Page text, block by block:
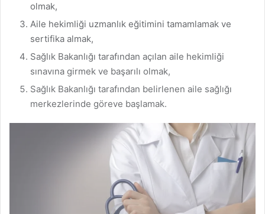
olmak,
Aile hekimliği uzmanlık eğitimini tamamlamak ve
sertifika almak,
Sağlık Bakanlığı tarafından açılan aile hekimliği
sınavına girmek ve başarılı olmak,
Sağlık Bakanlığı tarafından belirlenen aile sağlığı
merkezlerinde göreve başlamak.